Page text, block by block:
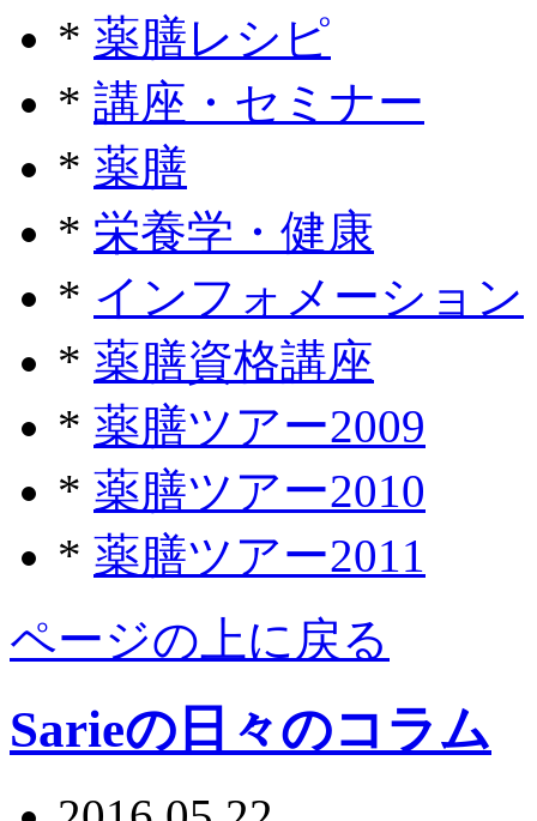
* 薬膳レシピ
* 講座・セミナー
* 薬膳
* 栄養学・健康
* インフォメーション
* 薬膳資格講座
* 薬膳ツアー2009
* 薬膳ツアー2010
* 薬膳ツアー2011
ページの上に戻る
Sarieの日々のコラム